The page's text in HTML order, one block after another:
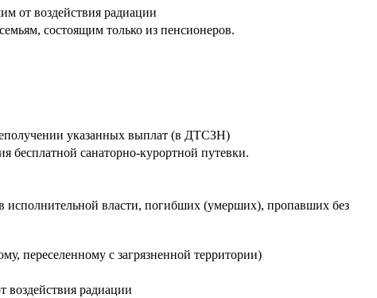
от воздействия радиации
состоящим только из пенсионеров.
указанных выплат (в ДТСЗН)
бесплатной санаторно-курортной путевки.
исполнительной власти, погибших (умерших), пропавших без
переселенному с загрязненной территории)
воздействия радиации